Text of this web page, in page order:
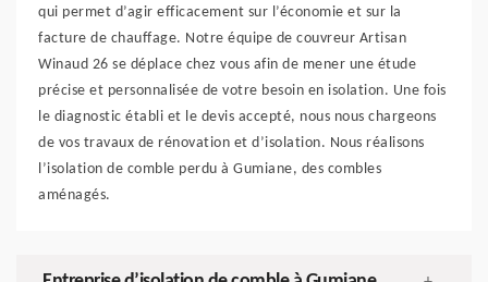
qui permet d’agir efficacement sur l’économie et sur la
facture de chauffage. Notre équipe de couvreur Artisan
Winaud 26 se déplace chez vous afin de mener une étude
précise et personnalisée de votre besoin en isolation. Une fois
le diagnostic établi et le devis accepté, nous nous chargeons
de vos travaux de rénovation et d’isolation. Nous réalisons
l’isolation de comble perdu à Gumiane, des combles
aménagés.